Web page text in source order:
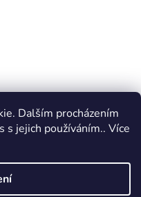
Dalším procházením
jejich používáním.. Více
ostatní kategorie.